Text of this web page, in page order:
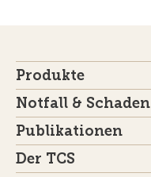
Produkte
Notfall & Schaden
Publikationen
Der TCS